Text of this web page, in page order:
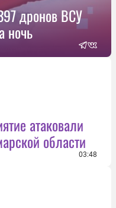
дронов ВСУ
ночь
атаковали
области
03:48